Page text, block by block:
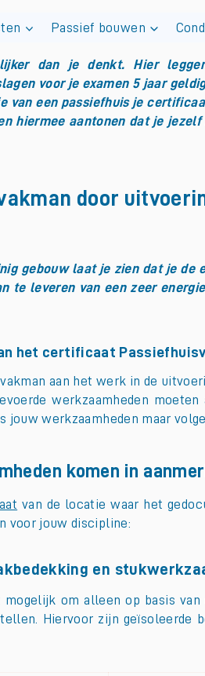
Passief bouwen
dan je denkt. Hier
voor je examen 5 jaar
een passiefhuis je
hiermee aantonen dat je
door
gebouw laat je zien dat je
te leveren van een zeer
het certificaat
aan het werk in de
werkzaamheden
werkzaamheden maar
komen in
van de locatie waar het
voor jouw discipline:
en
om alleen op basis
Hiervoor zijn geïsoleerde